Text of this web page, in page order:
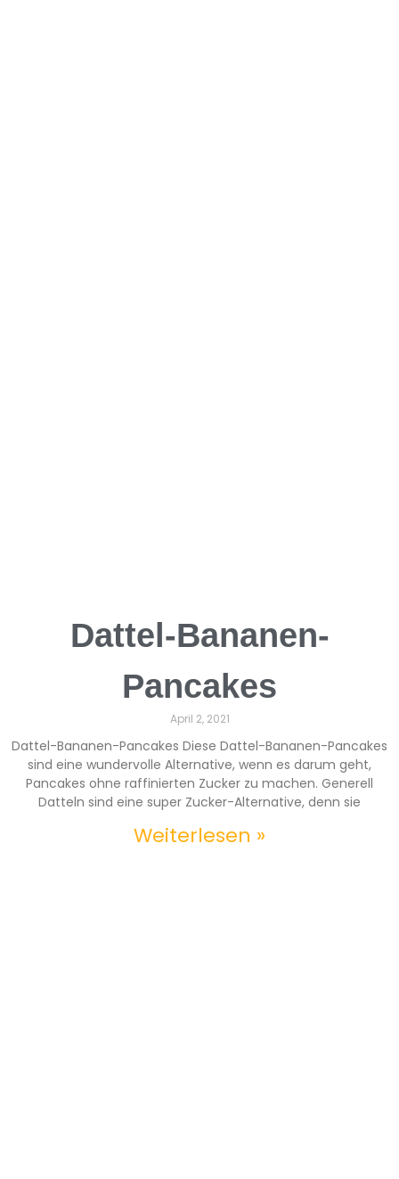
Dattel-Bananen-
Pancakes
April 2, 2021
Dattel-Bananen-Pancakes Diese Dattel-Bananen-Pancakes
sind eine wundervolle Alternative, wenn es darum geht,
Pancakes ohne raffinierten Zucker zu machen. Generell
Datteln sind eine super Zucker-Alternative, denn sie
Weiterlesen »